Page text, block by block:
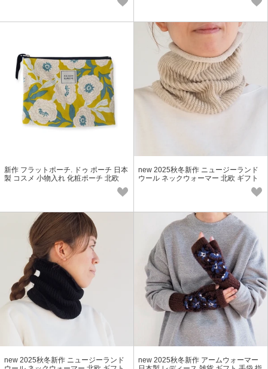
新作 フラットポーチ. ドゥ ポーチ 日本
製 コスメ 小物入れ 化粧ポーチ 北欧
new 2025秋冬新作 ニュージーランド
ウール ネックウォーマー 北欧 ギフト
new 2025秋冬新作 ニュージーランド
new 2025秋冬新作 アームウォーマー